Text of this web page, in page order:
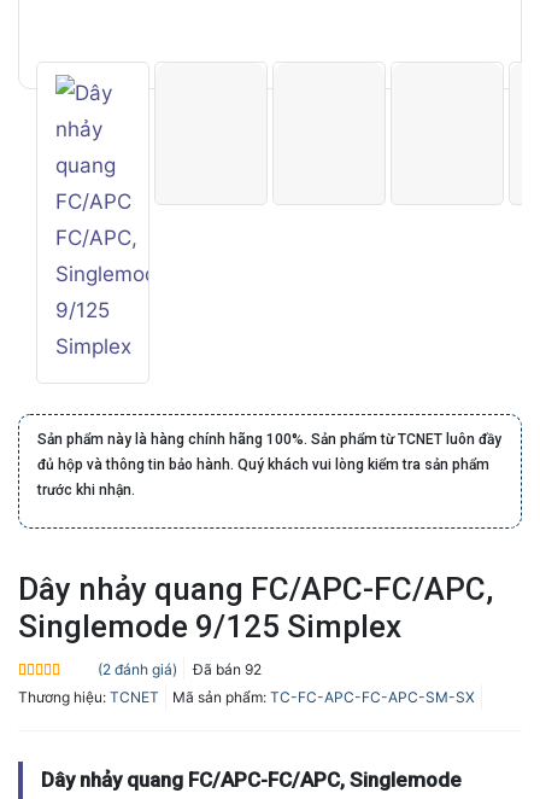
Sản phẩm này là hàng chính hãng 100%. Sản phẩm từ TCNET luôn đầy
đủ hộp và thông tin bảo hành. Quý khách vui lòng kiểm tra sản phẩm
trước khi nhận.
Dây nhảy quang FC/APC-FC/APC,
Singlemode 9/125 Simplex
5.0 trên 5
dựa trên
2
(2đánh giá) Đã bán 92
Thương hiệu: TCNET Mã sản phẩm: TC-FC-APC-FC-APC-SM-SX
Dây nhảy quang FC/APC-FC/APC, Singlemode